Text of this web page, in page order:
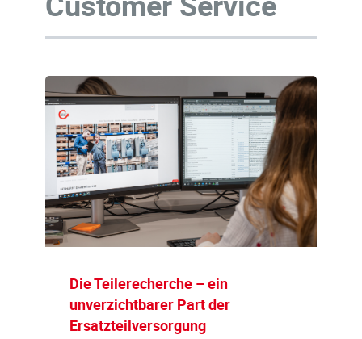
Die Teilerecherche – ein
unverzichtbarer Part der
Ersatzteilversorgung